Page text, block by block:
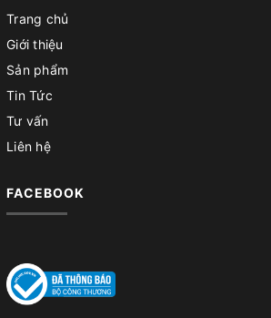
Trang chủ
Giới thiệu
Sản phẩm
Tin Tức
Tư vấn
Liên hệ
FACEBOOK